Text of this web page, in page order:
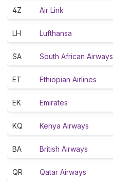
4Z Air Link
LH Lufthansa
SA South African Airways
ET Ethiopian Airlines
EK Emirates
KQ Kenya Airways
BA British Airways
QR Qatar Airways